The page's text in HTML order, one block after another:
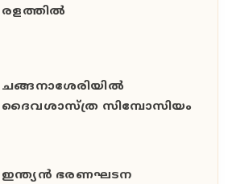
ര​ള​ത്തി​ൽ
ചങ്ങനാശേരിയില്‍
ദൈവശാസ്ത്ര സിമ്പോസിയം
ഇന്ത്യന്‍ ഭരണഘടന